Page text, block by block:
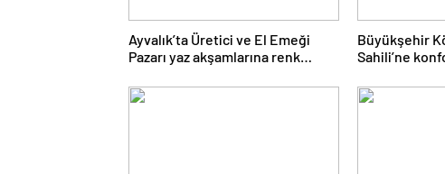
Ayvalık’ta Üretici ve El Emeği
Pazarı yaz akşamlarına renk
Büyükşehir
Sahili’ne